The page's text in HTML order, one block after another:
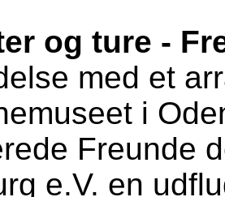
og ture -
med et
i
Freunde
e.V. en